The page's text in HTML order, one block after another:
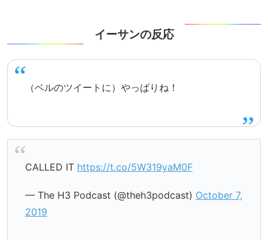
イーサンの反応
（ベルのツイートに）やっぱりね！
CALLED IT https://t.co/5W319yaM0F
— The H3 Podcast (@theh3podcast) October 7,
2019